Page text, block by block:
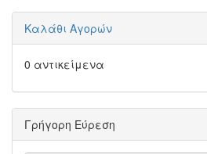
Καλάθι Αγορών
0 αντικείμενα
Γρήγορη Εύρεση